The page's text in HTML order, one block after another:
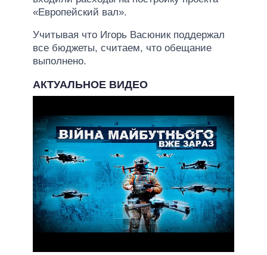
«Европейский вал».
Учитывая что Игорь Васюник поддержал
все бюджеты, считаем, что обещание
выполнено.
АКТУАЛЬНОЕ ВИДЕО